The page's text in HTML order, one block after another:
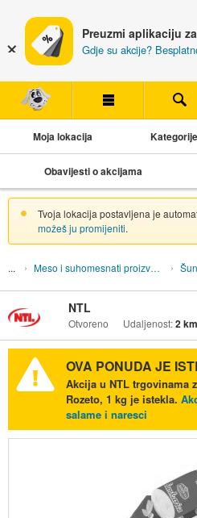
Preuzmi aplikaciju
Gdje su akcije?
Moja lokacija Kategorije
Obavijesti o akcijama
Tvoja lokacija postavljena je
možeš ju promijeniti.
Meso i suhomesnati proizvodi
NTL
Otvoreno Udaljenost:2 km
OVA PONUDA JE
Akcija u NTL trgovinama
Rozeto, 1 kg je istekla.
salame i naresci